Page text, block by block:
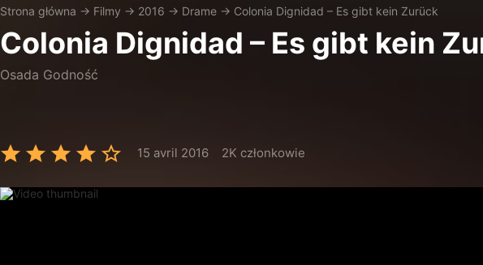
Strona główna → Filmy → 2016 → Drame → Colonia Dignidad – Es gibt kein Zurück
Colonia Dignidad – Es gibt kein
Osada Godność
15 avril 2016 2K członkowie